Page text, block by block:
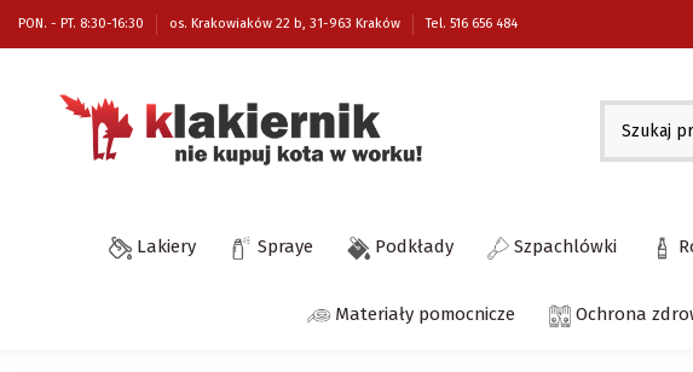
PON. - PT. 8:30-16:30 os. Krakowiaków 22 b, 31-963 Kraków Tel. 516 656 484
Lakiery Spraye Podkłady Szpachlówki
Materiały pomocnicze Ochrona